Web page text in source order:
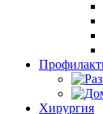
Хирургия